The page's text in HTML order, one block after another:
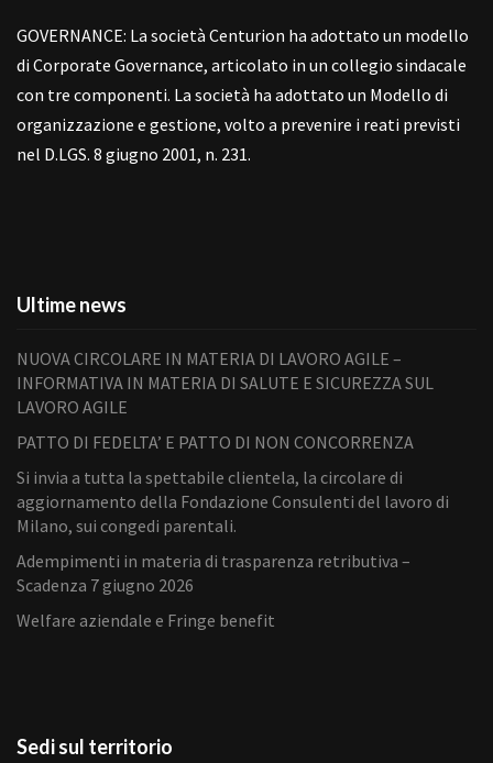
GOVERNANCE: La società Centurion ha adottato un modello
di Corporate Governance, articolato in un collegio sindacale
con tre componenti. La società ha adottato un Modello di
organizzazione e gestione, volto a prevenire i reati previsti
nel D.LGS. 8 giugno 2001, n. 231.
Ultime news
NUOVA CIRCOLARE IN MATERIA DI LAVORO AGILE –
INFORMATIVA IN MATERIA DI SALUTE E SICUREZZA SUL
LAVORO AGILE
PATTO DI FEDELTA’ E PATTO DI NON CONCORRENZA
Si invia a tutta la spettabile clientela, la circolare di
aggiornamento della Fondazione Consulenti del lavoro di
Milano, sui congedi parentali.
Adempimenti in materia di trasparenza retributiva –
Scadenza 7 giugno 2026
Welfare aziendale e Fringe benefit
Sedi sul territorio